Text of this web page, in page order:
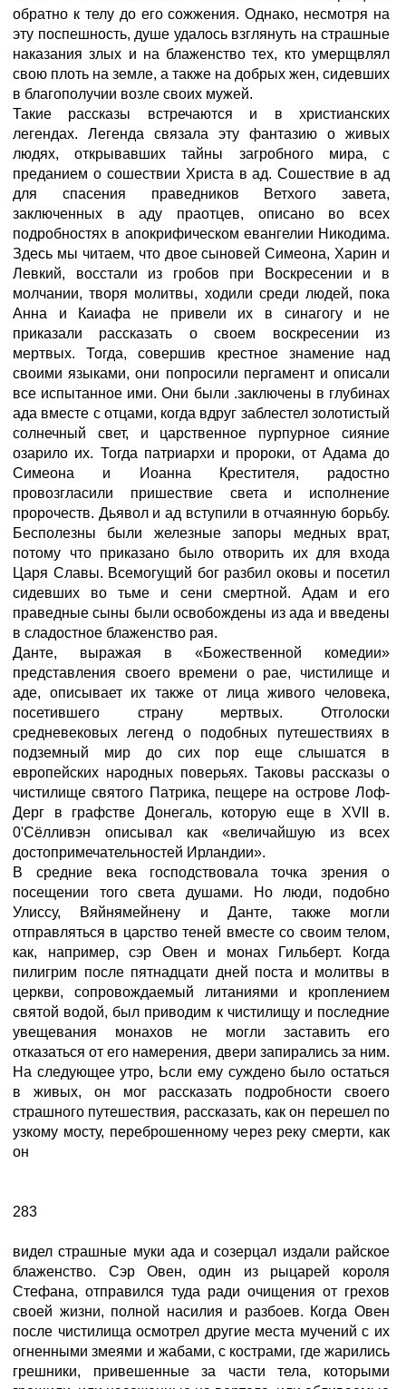
обратно к телу до его сожжения. Однако, несмотря на
эту поспешность, душе удалось взглянуть на страшные
наказания злых и на блаженство тех, кто умерщвлял
свою плоть на земле, а также на добрых жен, сидевших
в благополучии возле своих мужей.
Такие рассказы встречаются и в христианских
легендах. Легенда связала эту фантазию о живых
людях, открывавших тайны загробного мира, с
преданием о сошествии Христа в ад. Сошествие в ад
для спасения праведников Ветхого завета,
заключенных в аду праотцев, описано во всех
подробностях в апокрифическом евангелии Никодима.
Здесь мы читаем, что двое сыновей Симеона, Харин и
Левкий, восстали из гробов при Воскресении и в
молчании, творя молитвы, ходили среди людей, пока
Анна и Каиафа не привели их в синагогу и не
приказали рассказать о своем воскресении из
мертвых. Тогда, совершив крестное знамение над
своими языками, они попросили пергамент и описали
все испытанное ими. Они были .заключены в глубинах
ада вместе с отцами, когда вдруг заблестел золотистый
солнечный свет, и царственное пурпурное сияние
озарило их. Тогда патриархи и пророки, от Адама до
Симеона и Иоанна Крестителя, радостно
провозгласили пришествие света и исполнение
пророчеств. Дьявол и ад вступили в отчаянную борьбу.
Бесполезны были железные запоры медных врат,
потому что приказано было отворить их для входа
Царя Славы. Всемогущий бог разбил оковы и посетил
сидевших во тьме и сени смертной. Адам и его
праведные сыны были освобождены из ада и введены
в сладостное блаженство рая.
Данте, выражая в «Божественной комедии»
представления своего времени о рае, чистилище и
аде, описывает их также от лица живого человека,
посетившего страну мертвых. Отголоски
средневековых легенд о подобных путешествиях в
подземный мир до сих пор еще слышатся в
европейских народных поверьях. Таковы рассказы о
чистилище святого Патрика, пещере на острове Лоф-
Дерг в графстве Донегаль, которую еще в XVII в.
0'Сёлливэн описывал как «величайшую из всех
достопримечательностей Ирландии».
В средние века господствовала точка зрения о
посещении того света душами. Но люди, подобно
Улиссу, Вяйнямейнену и Данте, также могли
отправляться в царство теней вместе со своим телом,
как, например, сэр Овен и монах Гильберт. Когда
пилигрим после пятнадцати дней поста и молитвы в
церкви, сопровождаемый литаниями и кроплением
святой водой, был приводим к чистилищу и последние
увещевания монахов не могли заставить его
отказаться от его намерения, двери запирались за ним.
На следующее утро, Ьсли ему суждено было остаться
в живых, он мог рассказать подробности своего
страшного путешествия, рассказать, как он перешел по
узкому мосту, переброшенному через реку смерти, как
он
283
видел страшные муки ада и созерцал издали райское
блаженство. Сэр Овен, один из рыцарей короля
Стефана, отправился туда ради очищения от грехов
своей жизни, полной насилия и разбоев. Когда Овен
после чистилища осмотрел другие места мучений с их
огненными змеями и жабами, с кострами, где жарились
грешники, привешенные за части тела, которыми